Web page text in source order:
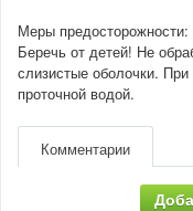
Меры предосторожности:
Беречь от детей! Не
слизистые оболочки.
проточной водой.
Комментарии